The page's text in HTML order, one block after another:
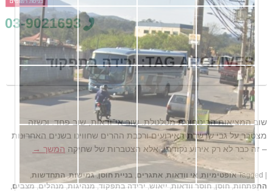
03-9021693
TAG ARCHIVES: ירידה בתפקוד
שוב המציאות הביטחונית מטלטלת. שוב אי־ודאות, שוב פחד. וכשזה
מצטבר על גבי שרשרת האירועים ורכבת ההרים שחווינו בשנים האחרונות
– זה כבר לא רק אירוע נקודתי, אלא הצטברות של שחיקה המשך →
|
Tagged אופטימיות אי וודאות אתגרים בניית חוסן,גמישות, התחדשות
התפתחות,חוסן,חוסר וודאות,ייאוש,ירידה בתפקוד,מנהיגות,מנהלים,מצבים